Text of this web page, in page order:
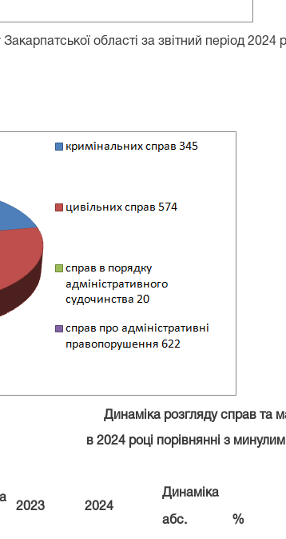
області за звітний період 2024
Динаміка розгляду справ та
в 2024 році порівнянні з
2023 2024
Динаміка
абс. %